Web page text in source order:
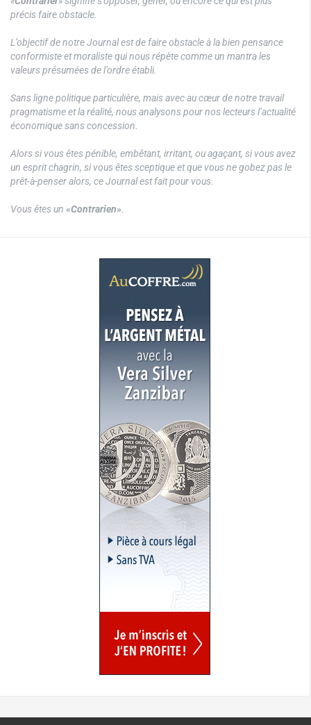
précis faire obstacle.
L’objectif de notre Journal est de faire obstacle à la bien pensance
conformiste et moraliste qui nous répète comme un mantra les
valeurs présumées de l’ordre établi.
Sans ligne politique particulière, mais avec au cœur de notre travail
pragmatisme et la réalité, nous analysons pour nos lecteurs l’actualité
économique sans concession.
Alors si vous êtes pénible, embêtant, irritant, ou agaçant, si vous avez
un esprit chagrin, si vous êtes sceptique et que vous ne gobez pas le
prêt-à-penser alors, ce Journal est fait pour vous.
Vous êtes un «Contrarien».